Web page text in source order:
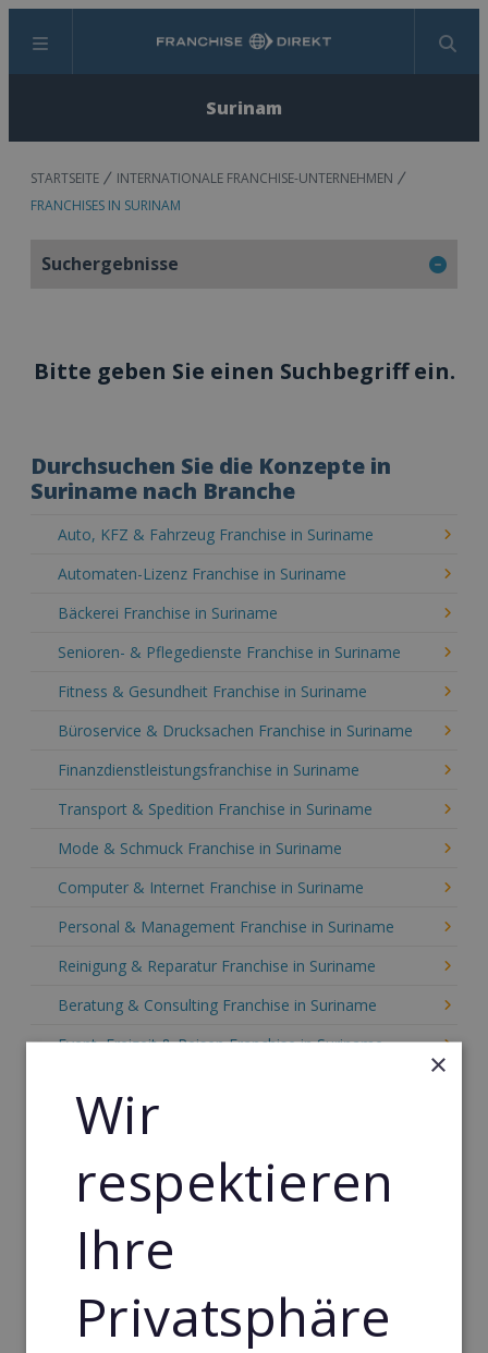
Menü Suchen
Surinam
STARTSEITE
INTERNATIONALE FRANCHISE-UNTERNEHMEN
FRANCHISES IN SURINAM
Suchergebnisse
Bitte geben Sie einen Suchbegriff ein.
Durchsuchen Sie die Konzepte in
Suriname nach Branche
Auto, KFZ & Fahrzeug Franchise in Suriname
Automaten-Lizenz Franchise in Suriname
Bäckerei Franchise in Suriname
Senioren- & Pflegedienste Franchise in Suriname
Fitness & Gesundheit Franchise in Suriname
Büroservice & Drucksachen Franchise in Suriname
Finanzdienstleistungsfranchise in Suriname
Transport & Spedition Franchise in Suriname
Mode & Schmuck Franchise in Suriname
Computer & Internet Franchise in Suriname
Personal & Management Franchise in Suriname
Reinigung & Reparatur Franchise in Suriname
Beratung & Consulting Franchise in Suriname
Event, Freizeit & Reisen Franchise in Suriname
Gebäude & Haustechnik Franchise in Suriname
Handwerk Franchise in Suriname
Dienstleistungsfranchise in Suriname
Telekommunikation Franchise in Suriname
Sport Franchise in Suriname
×
Wir
respektieren
Ihre
Privatsphäre